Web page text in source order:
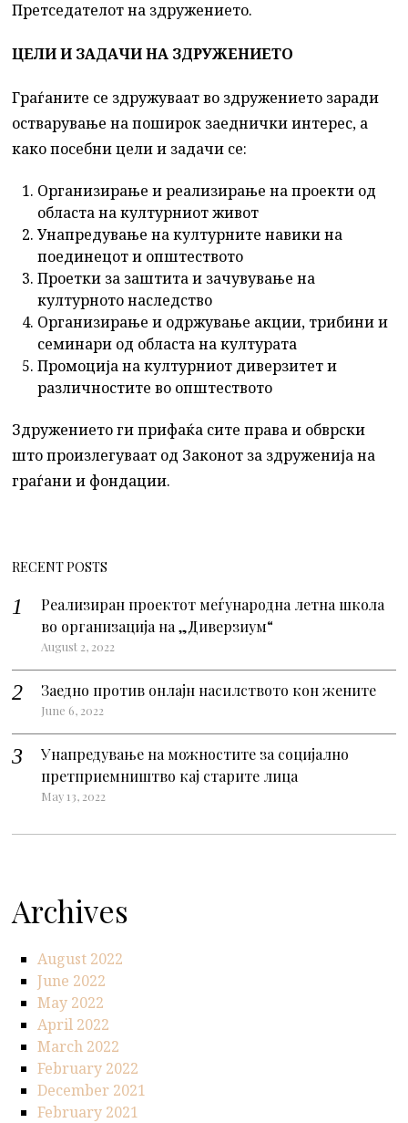
Претседателот на здружението.
ЦЕЛИ И ЗАДАЧИ НА ЗДРУЖЕНИЕТО
Граѓаните се здружуваат во здружението заради
остварување на поширок заеднички интерес, а
како посебни цели и задачи се:
Организирање и реализирање на проекти од
областа на културниот живот
Унапредување на културните навики на
поединецот и општеството
Проетки за заштита и зачувување на
културното наследство
Организирање и одржување акции, трибини и
семинари од областа на културата
Промоција на културниот диверзитет и
различностите во општеството
Здружението ги прифаќа сите права и обврски
што произлегуваат од Законот за здруженија на
граѓани и фондации.
RECENT POSTS
Реализиран проектот меѓународна летна школа
во организација на „Диверзиум“
August 2, 2022
Заедно против онлајн насилството кон жените
June 6, 2022
Унапредување на можностите за социјално
претприемништво кај старите лица
May 13, 2022
Archives
August 2022
June 2022
May 2022
April 2022
March 2022
February 2022
December 2021
February 2021